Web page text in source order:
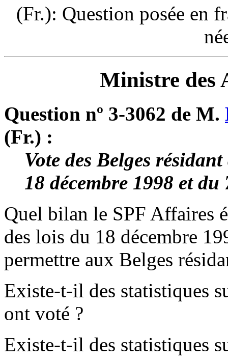
(Fr.): Question posée en
Ministre des
Question nº 3-3062 de M.
(Fr.) :
Vote des Belges
18 décembre 1998 et
Quel bilan le SPF Affaires
des lois du 18 décembre
permettre aux Belges
Existe-t-il des statistiques
ont voté ?
Existe-t-il des statistiques